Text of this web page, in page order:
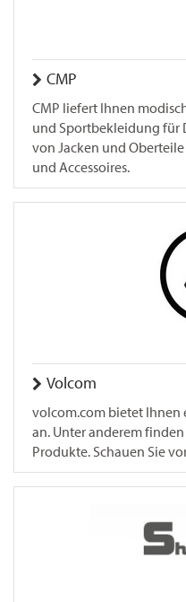
CMP
CMP liefert Ihnen
und Sportbekleidung für
von Jacken und
und Accessoires.
Volcom
volcom.com bietet Ihnen
an. Unter anderem
Produkte. Schauen Sie